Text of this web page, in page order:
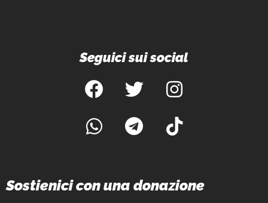
Seguici sui social
Sostienici con una donazione